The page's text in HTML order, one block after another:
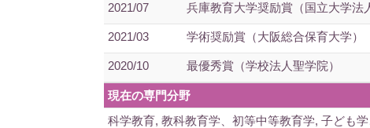
2021/07 兵庫教育大学奨励賞（国立大学法
2021/03 学術奨励賞（大阪総合保育大学）
2020/10 最優秀賞（学校法人聖学院）
現在の専門分野
科学教育, 教科教育学、初等中等教育学, 子ども